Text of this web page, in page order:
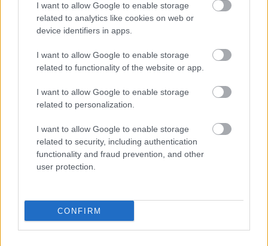
I want to allow Google to enable storage
related to analytics like cookies on web or
device identifiers in apps.
I want to allow Google to enable storage
related to functionality of the website or app.
I want to allow Google to enable storage
related to personalization.
I want to allow Google to enable storage
related to security, including authentication
functionality and fraud prevention, and other
user protection.
CONFIRM
tekinthető. Másrészről pedig mindössze 21 karakter
található az alapjátékban, ezzel szemben az előző rész
28 játszható hőssel startolt el, akik közül tíz ráadásul
még új szereplő is volt. Mindez különösen annak
fényében kellemetlen, hogy az első DLC-karakter, Tira
már a játék megjelenésének napján megvásárolható volt.
Azzal magyarázták egyébként mindezt, hogy eredetileg
belepakolni a SoulCalibur VI-ba, a rajongók azonban
követelték visszatérését.